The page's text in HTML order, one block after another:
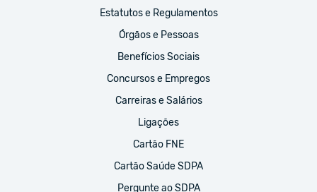
Estatutos e Regulamentos
Órgãos e Pessoas
Benefícios Sociais
Concursos e Empregos
Carreiras e Salários
Ligações
Cartão FNE
Cartão Saúde SDPA
Pergunte ao SDPA